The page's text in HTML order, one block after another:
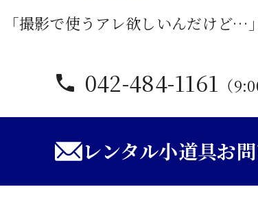
「撮影で使うアレ欲しいんだけど…
042-484-1161 （
レンタル小道具お